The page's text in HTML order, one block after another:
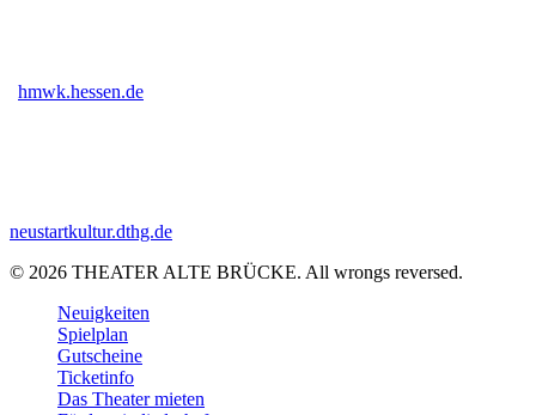
hmwk.hessen.de
neustartkultur.dthg.de
© 2026 THEATER ALTE BRÜCKE. All wrongs reversed.
Neuigkeiten
Spielplan
Gutscheine
Ticketinfo
Das Theater mieten